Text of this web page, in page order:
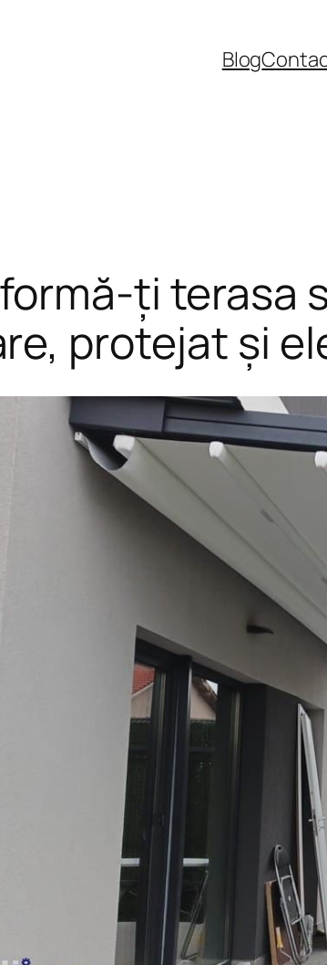
Blog
ți terasa
protejat și